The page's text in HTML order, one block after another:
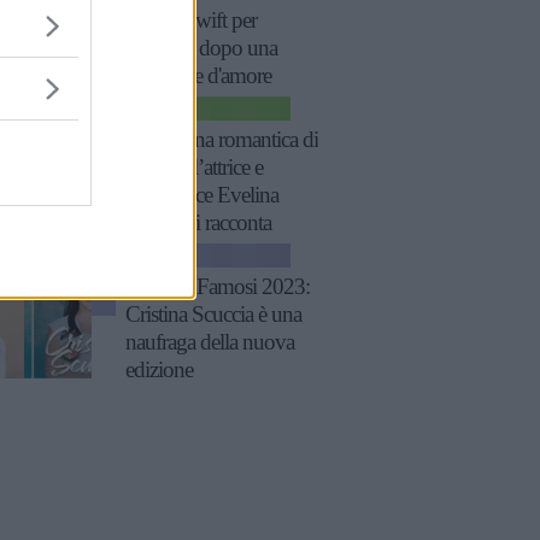
Taylor Swift per
rinascere dopo una
delusione d'amore
“Sono una romantica di
natura”: l’attrice e
produttrice Evelina
Manna si racconta
Isola dei Famosi 2023:
Cristina Scuccia è una
naufraga della nuova
edizione